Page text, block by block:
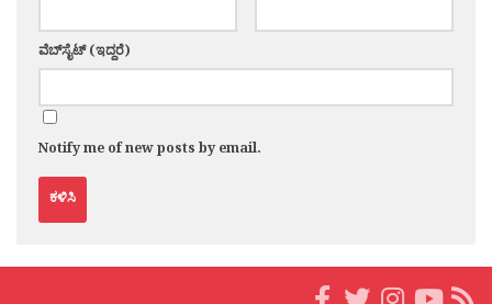
ವೆಬ್‌ಸೈಟ್ (ಇದ್ದರೆ)
Notify me of new posts by email.